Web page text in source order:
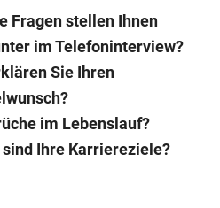
Fragen stellen Ihnen
im Telefoninterview?
Sie Ihren
im Lebenslauf?
Ihre Karriereziele?